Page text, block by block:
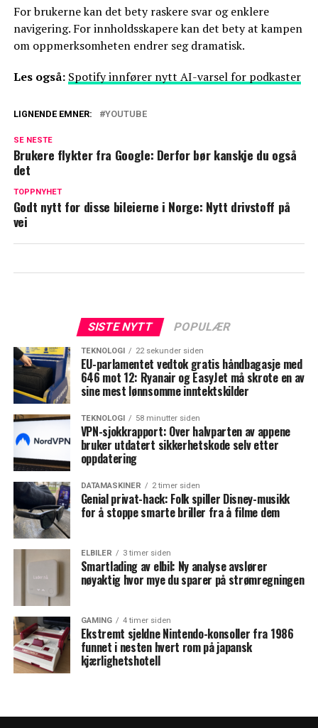
For brukerne kan det bety raskere svar og enklere
navigering. For innholdsskapere kan det bety at kampen
om oppmerksomheten endrer seg dramatisk.
Les også: Spotify innfører nytt AI-varsel for podkaster
LIGNENDE EMNER: YOUTUBE
SE NESTE
Brukere flykter fra Google: Derfor bør kanskje du også
det
TOPPNYHET
Godt nytt for disse bileierne i Norge: Nytt drivstoff på
vei
SISTE NYTT POPULÆR
TEKNOLOGI 22 sekunder siden
EU-parlamentet vedtok gratis håndbagasje med
646 mot 12: Ryanair og EasyJet må skrote en av
sine mest lønnsomme inntektskilder
TEKNOLOGI 58 minutter siden
VPN-sjokkrapport: Over halvparten av appene
bruker utdatert sikkerhetskode selv etter
oppdatering
DATAMASKINER 2 timer siden
Genial privat-hack: Folk spiller Disney-musikk
for å stoppe smarte briller fra å filme dem
ELBILER 3 timer siden
Smartlading av elbil: Ny analyse avslører
nøyaktig hvor mye du sparer på strømregningen
GAMING 4 timer siden
Ekstremt sjeldne Nintendo-konsoller fra 1986
funnet i nesten hvert rom på japansk
kjærlighetshotell